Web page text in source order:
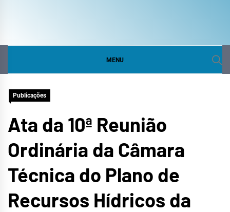
HIDROGRÁFICA DO
MENU
Publicações
Ata da 10ª Reunião
Ordinária da Câmara
Técnica do Plano de
Recursos Hídricos da